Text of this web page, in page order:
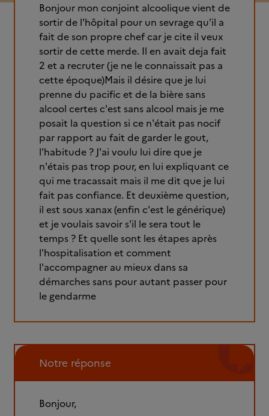
Bonjour mon conjoint alcoolique vient de
sortir de l'hôpital pour un sevrage qu'il a
fait de son propre chef car je cite il veux
sortir de cette merde. Il en avait deja fait
2 et a recruter (je ne le connaissait pas a
cette époque)Mais il désire que je lui
prenne du pacific et de la bière sans
alcool certes c'est sans alcool mais je me
posait la question si ce n'était pas nocif
par rapport au fait de garder le gout,
l'habitude ? J'ai voulu lui dire que je
n'étais pas trop pour, en lui expliquant ce
qui me tracassait mais il me dit que je lui
fait pas confiance. Et deuxième question,
il est sous xanax (enfin c'est le générique)
et je voulais savoir s'il le sera tout le
temps ? Et quelle sont les étapes après
l'hospitalisation et comment
l'accompagner au mieux dans sa
démarches sans pour autant passer pour
le gendarme
Notre réponse
Bonjour,